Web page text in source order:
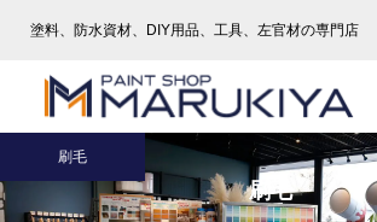
塗料、防水資材、DIY用品、工具、左官材の専門店
刷毛
刷毛